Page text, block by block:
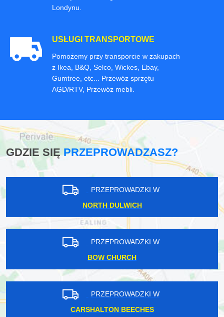
Londynu.
USŁUGI TRANSPORTOWE
Pomożemy przy transporcie w zakupach
z Ikea, B&Q, Selco, Wickes, Ebay,
Gumtree, etc... Przewóz sprzętu
AGD/RTV, Przewóz mebli.
GDZIE SIĘPRZEPROWADZASZ?
PRZEPROWADZKI W
NORTH DULWICH
PRZEPROWADZKI W
BOW CHURCH
PRZEPROWADZKI W
CARSHALTON BEECHES